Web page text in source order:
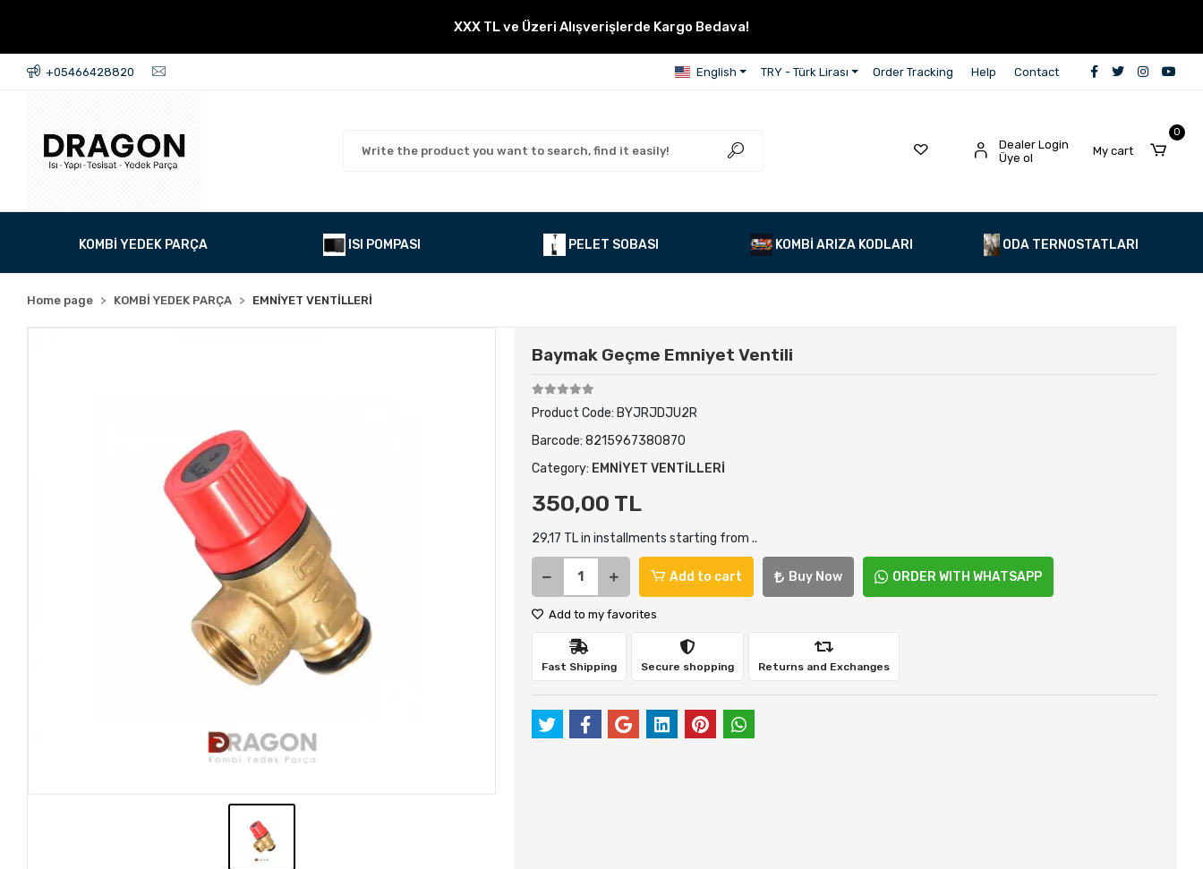
XXX TL ve Üzeri Alışverişlerde Kargo Bedava!
+05466428820 English TRY - Türk Lirası Order Tracking Help Contact
Dealer Login
Üye ol
My cart
0
KOMBİ YEDEK PARÇA ISI POMPASI PELET SOBASI KOMBİ ARIZA KODLARI ODA TERNOSTATLARI
Home page KOMBİ YEDEK PARÇA EMNİYET VENTİLLERİ
Baymak Geçme Emniyet Ventili
Product Code: BYJRJDJU2R
Barcode: 8215967380870
Category: EMNİYET VENTİLLERİ
350,00 TL
29,17 TL in installments starting from ..
Add to cart Buy Now ORDER WITH WHATSAPP
Add to my favorites
Fast Shipping Secure shopping Returns and Exchanges